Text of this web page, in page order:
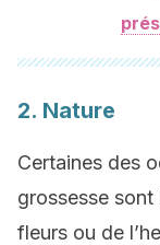
2. Nature
Certaines des
grossesse sont
fleurs ou de